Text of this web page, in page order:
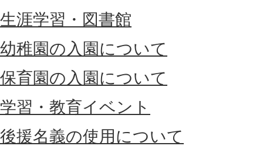
生涯学習・図書館
幼稚園の入園について
保育園の入園について
学習・教育イベント
後援名義の使用について